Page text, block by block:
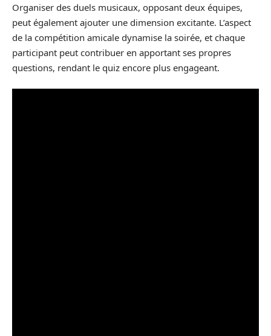
Organiser des duels musicaux, opposant deux équipes,
peut également ajouter une dimension excitante. L’aspect
de la compétition amicale dynamise la soirée, et chaque
participant peut contribuer en apportant ses propres
questions, rendant le quiz encore plus engageant.